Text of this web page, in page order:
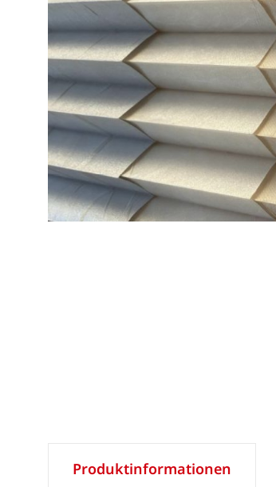
Produktinformationen